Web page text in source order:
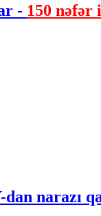
- 150 nəfər
narazı